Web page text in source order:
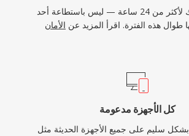
لا نخزن ملفاتك لأكثر من 24 ساعة — ليس باستطاعة أحد
طوال هذه الفترة. اقرأ المزيد عن الأمان
كل الأجهزة مدعومة
سليم على جميع الأجهزة الحديثة مثل